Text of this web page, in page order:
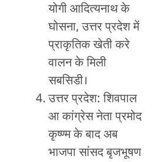
योगी आदित्यनाथ के
घोसना, उत्तर प्रदेश में
प्राकृतिक खेती करे
वालन के मिली
सबसिडी।
उत्तर प्रदेश: शिवपाल
आ कांग्रेस नेता प्रमोद
कृष्ण्म के बाद अब
भाजपा सांसद बृजभूषण